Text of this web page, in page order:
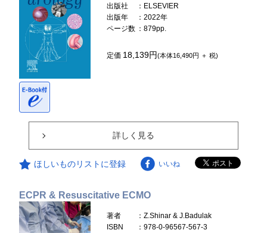
出版社
：ELSEVIER
出版年
：2022年
ページ数 ：879pp.
定価 18,139円(本体16,490円 ＋ 税)
詳しく見る
ほしいものリストに登録 いいね
ECPR & Resuscitative ECMO
著者
：Z.Shinar & J.Badulak
ISBN
：978-0-96567-567-3